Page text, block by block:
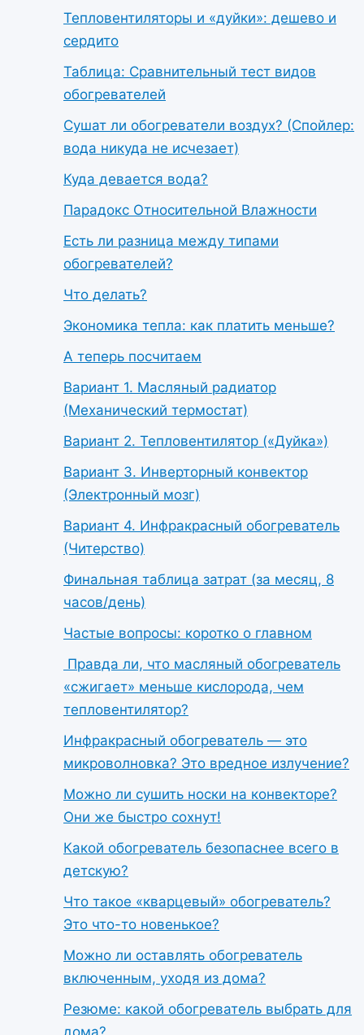
Тепловентиляторы и «дуйки»: дешево и
сердито
Таблица: Сравнительный тест видов
обогревателей
Сушат ли обогреватели воздух? (Спойлер:
вода никуда не исчезает)
Куда девается вода?
Парадокс Относительной Влажности
Есть ли разница между типами
обогревателей?
Что делать?
Экономика тепла: как платить меньше?
А теперь посчитаем
Вариант 1. Масляный радиатор
(Механический термостат)
Вариант 2. Тепловентилятор («Дуйка»)
Вариант 3. Инверторный конвектор
(Электронный мозг)
Вариант 4. Инфракрасный обогреватель
(Читерство)
Финальная таблица затрат (за месяц, 8
часов/день)
Частые вопросы: коротко о главном
Правда ли, что масляный обогреватель
«сжигает» меньше кислорода, чем
тепловентилятор?
Инфракрасный обогреватель — это
микроволновка? Это вредное излучение?
Можно ли сушить носки на конвекторе?
Они же быстро сохнут!
Какой обогреватель безопаснее всего в
детскую?
Что такое «кварцевый» обогреватель?
Это что-то новенькое?
Можно ли оставлять обогреватель
включенным, уходя из дома?
Резюме: какой обогреватель выбрать для
дома?